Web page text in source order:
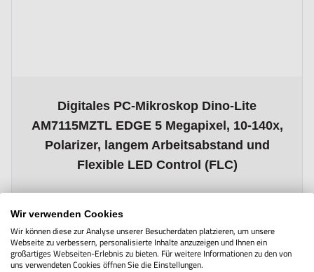
Digitales PC-Mikroskop Dino-Lite
AM7115MZTL EDGE 5 Megapixel, 10-140x,
Polarizer, langem Arbeitsabstand und
Flexible LED Control (FLC)
The price depends on the options chosen on the product page
1.105,51 € Inkl. Steuern
929,00 € Zzgl. Steuern
Wir verwenden Cookies
Wir können diese zur Analyse unserer Besucherdaten platzieren, um unsere
Webseite zu verbessern, personalisierte Inhalte anzuzeigen und Ihnen ein
großartiges Webseiten-Erlebnis zu bieten. Für weitere Informationen zu den von
uns verwendeten Cookies öffnen Sie die Einstellungen.